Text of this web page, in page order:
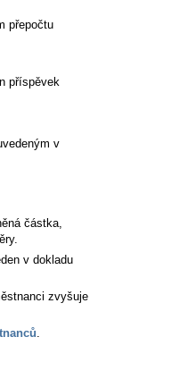
přepočtu
příspěvek
v
částka,
v dokladu
zvyšuje
.